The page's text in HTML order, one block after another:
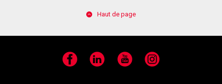
Haut de page
Facebook LinkedIn YouTube Instagram